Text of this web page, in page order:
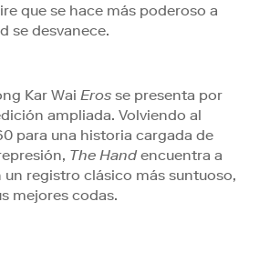
que se hace más poderoso a
se desvanece.
Kar Wai Eros se presenta por
ampliada. Volviendo al
para una historia cargada de
The Handencuentra a
registro clásico más suntuoso,
mejores codas.